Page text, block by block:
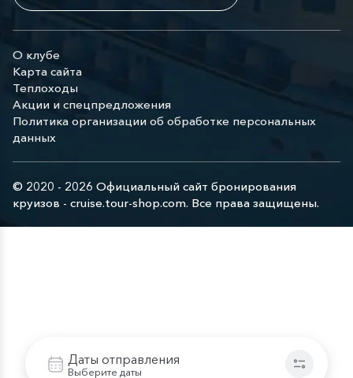
Даты отправления
Выберите даты
О клубе
Карта сайта
Теплоходы
Акции и спецпредложения
Политика организации об обработке персональных
данных
© 2020 - 2026 Официальный сайт бронирования
круизов - cruise.tour-shop.com. Все права защищены.